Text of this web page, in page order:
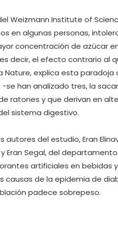
Weizmann Institute of
en algunas personas,
concentración de azúcar
decir, el efecto contrario al
Nature, explica esta
han analizado tres, la
ratones y que derivan en
sistema digestivo.
autores del estudio, Eran
Eran Segal, del
artificiales en bebidas
causas de la epidemia de
padece sobrepeso.